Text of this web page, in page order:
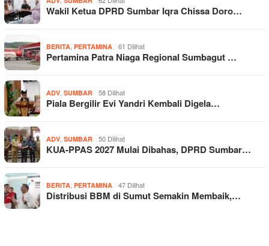
Wakil Ketua DPRD Sumbar Iqra Chissa Doro…
BERITA PERTAMINA 61 Dilihat
Pertamina Patra Niaga Regional Sumbagut …
ADV SUMBAR 58 Dilihat
Piala Bergilir Evi Yandri Kembali Digela…
ADV SUMBAR 50 Dilihat
KUA-PPAS 2027 Mulai Dibahas, DPRD Sumbar…
BERITA PERTAMINA 47 Dilihat
Distribusi BBM di Sumut Semakin Membaik,…